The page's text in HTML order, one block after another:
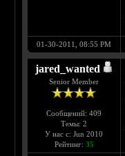
01-30-2011, 08:55 PM
jared_wanted
Senior Member
Сообщений: 409
Темы: 2
У нас с: Jun 2010
Рейтинг: 35